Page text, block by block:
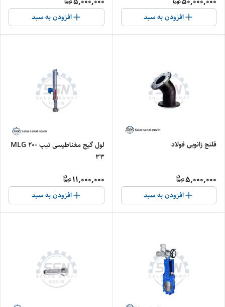
افزودن به سبد افزودن به سبد
فلنج زانویی فولاد
5,000,000
افزودن به سبد
لول گیج مغناطیسی تیپ MLG 20-
33
11,000,000
افزودن به سبد